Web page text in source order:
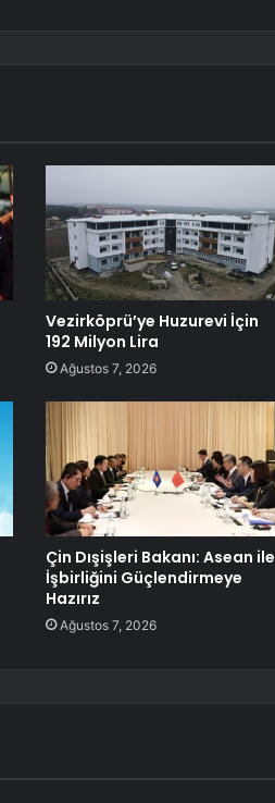
Vezirköprü’ye Huzurevi İçin
192 Milyon Lira
Ağustos 7, 2026
Çin Dışişleri Bakanı: Asean ile
İşbirliğini Güçlendirmeye
Hazırız
Ağustos 7, 2026